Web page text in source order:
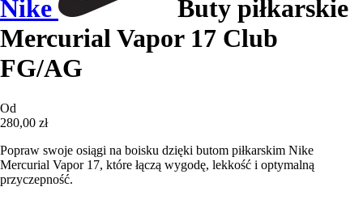
Nike
Buty piłkarskie
Mercurial Vapor 17 Club
FG/AG
Od
280,00 zł
Popraw swoje osiągi na boisku dzięki butom piłkarskim Nike
Mercurial Vapor 17, które łączą wygodę, lekkość i optymalną
przyczepność.